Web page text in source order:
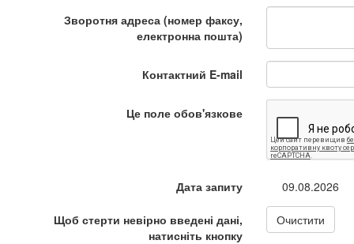
Зворотня адреса (номер факсу,
електронна пошта)
Контактний E-mail
Це поле обов'язкове
Дата запиту 09.08.2026
Щоб стерти невірно введені дані,
натисніть кнопку
Очистити